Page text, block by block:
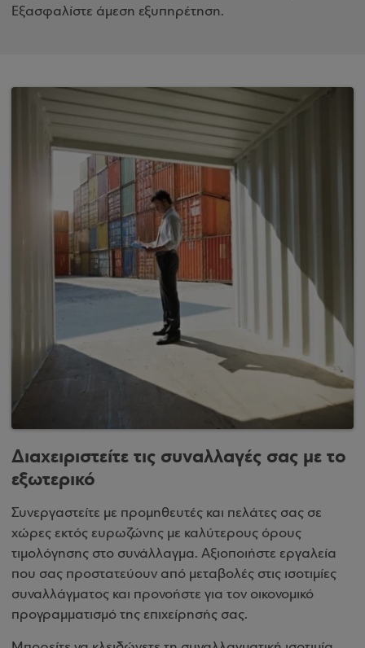
Εξασφαλίστε άμεση εξυπηρέτηση.
Διαχειριστείτε τις συναλλαγές σας με το
εξωτερικό
Συνεργαστείτε με προμηθευτές και πελάτες σας σε
χώρες εκτός ευρωζώνης με καλύτερους όρους
τιμολόγησης στο συνάλλαγμα. Αξιοποιήστε εργαλεία
που σας προστατεύουν από μεταβολές στις ισοτιμίες
συναλλάγματος και προνοήστε για τον οικονομικό
προγραμματισμό της επιχείρησής σας.